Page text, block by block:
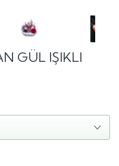
GÜL IŞIKLI